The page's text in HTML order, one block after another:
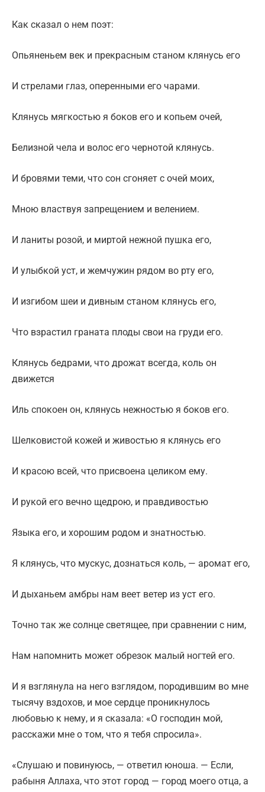
Как сказал о нем поэт:
Опьяненьем век и прекрасным станом клянусь его
И стрелами глаз, оперенными его чарами.
Клянусь мягкостью я боков его и копьем очей,
Белизной чела и волос его чернотой клянусь.
И бровями теми, что сон сгоняет с очей моих,
Мною властвуя запрещением и велением.
И ланиты розой, и миртой нежной пушка его,
И улыбкой уст, и жемчужин рядом во рту его,
И изгибом шеи и дивным станом клянусь его,
Что взрастил граната плоды свои на груди его.
Клянусь бедрами, что дрожат всегда, коль он
движется
Иль спокоен он, клянусь нежностью я боков его.
Шелковистой кожей и живостью я клянусь его
И красою всей, что присвоена целиком ему.
И рукой его вечно щедрою, и правдивостью
Языка его, и хорошим родом и знатностью.
Я клянусь, что мускус, дознаться коль, — аромат его,
И дыханьем амбры нам веет ветер из уст его.
Точно так же солнце светящее, при сравнении с ним,
Нам напомнить может обрезок малый ногтей его.
И я взглянула на него взглядом, породившим во мне
тысячу вздохов, и мое сердце проникнулось
любовью к нему, и я сказала: «О господин мой,
расскажи мне о том, что я тебя спросила».
«Слушаю и повинуюсь, — ответил юноша. — Если,
рабыня Аллаха, что этот город — город моего отца, а